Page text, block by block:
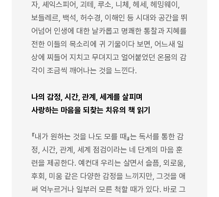
자, 셰익스피어, 괴테, 루소, 니체, 헤세, 헤밍웨이,
보들레르, 백석, 허수경, 이해인 등 시대와 공간을 뛰
어넘어 인생에 대한 날카롭고 명쾌한 통찰과 지혜를
전한 이들의 목소리에 귀 기울이다 보면, 어느새 일
상에 찌들어 지치고 무뎌지고 얼어붙었던 온몸의 감
각이 조금씩 깨어나는 것을 느낀다.
나의 감정, 시간, 관계, 세계를 살피며
사랑하는 마음을 되찾는 치유의 책 읽기
『내가 원하는 것을 나도 모를 때』는 독서를 통한 감
정, 시간, 관계, 세계 점검이라는 네 단계의 마음 훈
련을 제공한다. 예컨대 우리는 살면서 슬픔, 외로움,
후회, 미움 같은 다양한 감정을 느끼지만, 그것을 애
써 억누르거나 일부러 모른 척할 때가 있다. 바로 그